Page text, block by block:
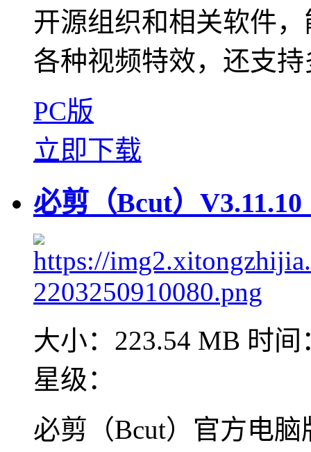
开源组织和相关软件
各种视频特效，还支
PC版
立即下载
必剪（Bcut）
大小：223.54 MB 时间
星级：
必剪（Bcut）官方电